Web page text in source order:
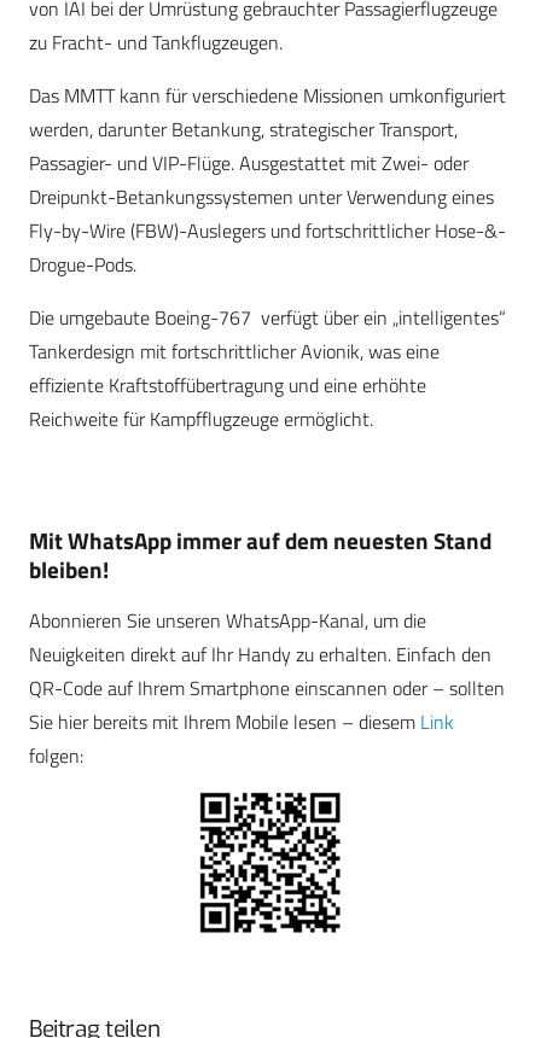
von IAI bei der Umrüstung gebrauchter Passagierflugzeuge
zu Fracht- und Tankflugzeugen.
Das MMTT kann für verschiedene Missionen umkonfiguriert
werden, darunter Betankung, strategischer Transport,
Passagier- und VIP-Flüge. Ausgestattet mit Zwei- oder
Dreipunkt-Betankungssystemen unter Verwendung eines
Fly-by-Wire (FBW)-Auslegers und fortschrittlicher Hose-&-
Drogue-Pods.
Die umgebaute Boeing-767 verfügt über ein „intelligentes“
Tankerdesign mit fortschrittlicher Avionik, was eine
effiziente Kraftstoffübertragung und eine erhöhte
Reichweite für Kampfflugzeuge ermöglicht.
Mit WhatsApp immer auf dem neuesten Stand
bleiben!
Abonnieren Sie unseren WhatsApp-Kanal, um die
Neuigkeiten direkt auf Ihr Handy zu erhalten. Einfach den
QR-Code auf Ihrem Smartphone einscannen oder – sollten
Sie hier bereits mit Ihrem Mobile lesen – diesem Link
folgen:
Beitrag teilen